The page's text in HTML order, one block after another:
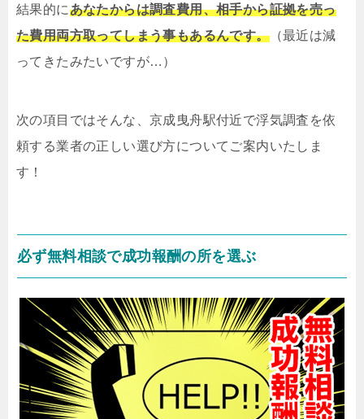
結果的にあなたからは調査費用、相手から証拠を売っ
た費用両方取ってしまう事もあるんです。（最近は減
ってきたみたいですが…）
次の項目ではそんな、京成曳舟駅付近で浮気調査を依
頼する業者の正しい選び方についてご案内いたしま
す！
必ず無料相談で成功報酬の所を選ぶ